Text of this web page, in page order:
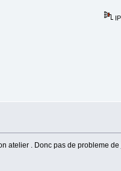
atelier . Donc pas de probleme de